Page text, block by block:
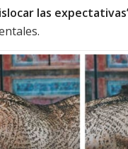
las